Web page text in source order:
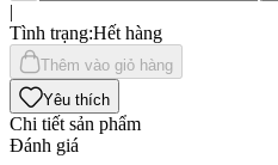
|
Tình trạng:Hết hàng
Thêm vào giỏ hàng
Yêu thích
Chi tiết sản phẩm
Đánh giá